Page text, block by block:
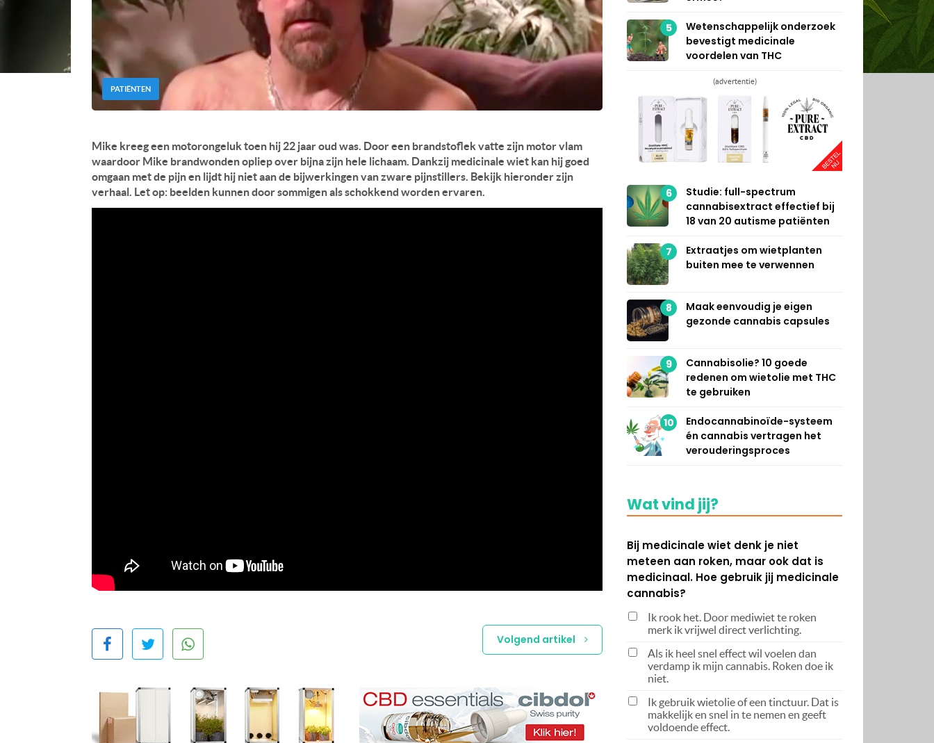
PATIËNTEN
Mike kreeg een motorongeluk toen hij 22 jaar oud was. Door een brandstoflek vatte zijn motor vlam
waardoor Mike brandwonden opliep over bijna zijn hele lichaam. Dankzij medicinale wiet kan hij goed
omgaan met de pijn en lijdt hij niet aan de bijwerkingen van zware pijnstillers. Bekijk hieronder zijn
verhaal. Let op: beelden kunnen door sommigen als schokkend worden ervaren.
Volgend artikel
5
Wetenschappelijk onderzoek
bevestigt medicinale
voordelen van THC
(advertentie)
6
Studie: full-spectrum
cannabisextract effectief bij
18 van 20 autisme patiënten
7
Extraatjes om wietplanten
buiten mee te verwennen
8
Maak eenvoudig je eigen
gezonde cannabis capsules
9
Cannabisolie? 10 goede
redenen om wietolie met THC
te gebruiken
10
Endocannabinoïde-systeem
én cannabis vertragen het
verouderingsproces
Wat vind jij?
Bij medicinale wiet denk je niet
meteen aan roken, maar ook dat is
medicinaal. Hoe gebruik jij medicinale
cannabis?
Ik rook het. Door mediwiet te roken
merk ik vrijwel direct verlichting.
Als ik heel snel effect wil voelen dan
verdamp ik mijn cannabis. Roken doe ik
niet.
Ik gebruik wietolie of een tinctuur. Dat is
makkelijk en snel in te nemen en geeft
voldoende effect.